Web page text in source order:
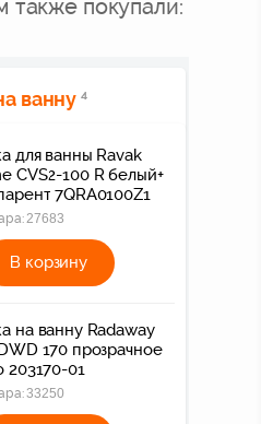
также покупали:
ванну 4
для ванны Ravak
CVS2-100 R белый+
7QRA0100Z1
27683
В корзину
на ванну Radaway
170 прозрачное
203170-01
33250